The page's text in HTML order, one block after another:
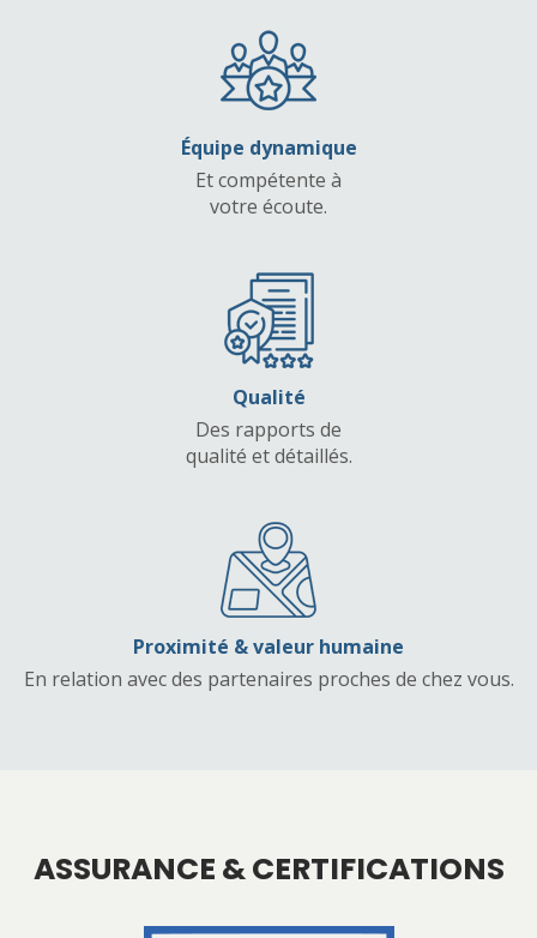
Équipe dynamique
Et compétente à
votre écoute.
Qualité
Des rapports de
qualité et détaillés.
Proximité & valeur humaine
En relation avec des partenaires proches de chez vous.
ASSURANCE &CERTIFICATIONS